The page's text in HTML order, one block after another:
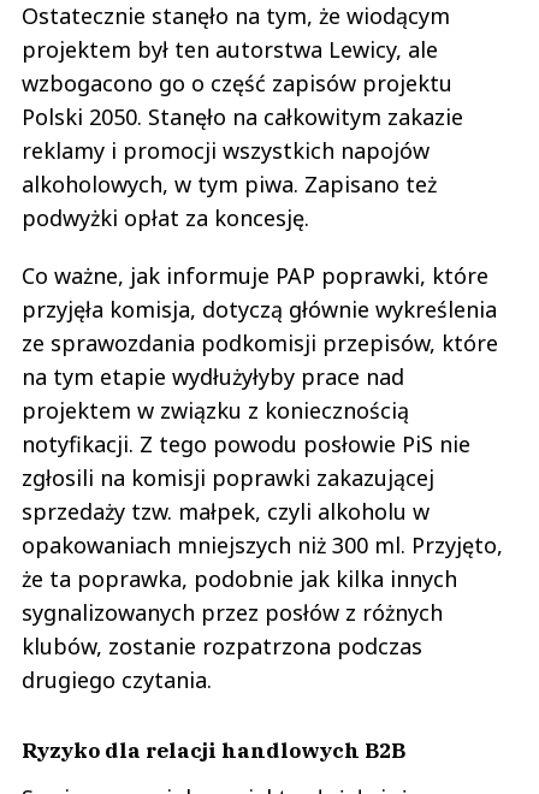
Ostatecznie stanęło na tym, że wiodącym
projektem był ten autorstwa Lewicy, ale
wzbogacono go o część zapisów projektu
Polski 2050. Stanęło na całkowitym zakazie
reklamy i promocji wszystkich napojów
alkoholowych, w tym piwa. Zapisano też
podwyżki opłat za koncesję.
Co ważne, jak informuje PAP poprawki, które
przyjęła komisja, dotyczą głównie wykreślenia
ze sprawozdania podkomisji przepisów, które
na tym etapie wydłużyłyby prace nad
projektem w związku z koniecznością
notyfikacji. Z tego powodu posłowie PiS nie
zgłosili na komisji poprawki zakazującej
sprzedaży tzw. małpek, czyli alkoholu w
opakowaniach mniejszych niż 300 ml. Przyjęto,
że ta poprawka, podobnie jak kilka innych
sygnalizowanych przez posłów z różnych
klubów, zostanie rozpatrzona podczas
drugiego czytania.
Ryzyko dla relacji handlowych B2B